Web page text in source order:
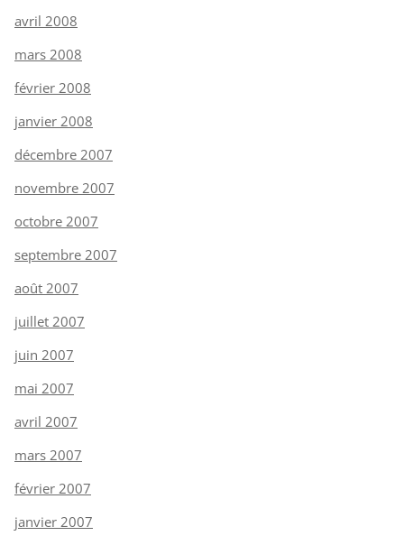
avril 2008
mars 2008
février 2008
janvier 2008
décembre 2007
novembre 2007
octobre 2007
septembre 2007
août 2007
juillet 2007
juin 2007
mai 2007
avril 2007
mars 2007
février 2007
janvier 2007